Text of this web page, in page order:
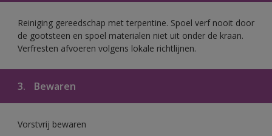
Reiniging gereedschap met terpentine. Spoel verf nooit door
de gootsteen en spoel materialen niet uit onder de kraan.
Verfresten afvoeren volgens lokale richtlijnen.
3. Bewaren
Vorstvrij bewaren